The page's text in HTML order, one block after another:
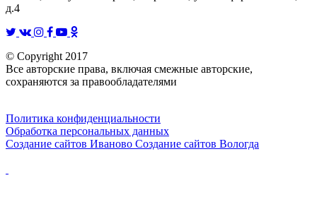
д.4
© Copyright 2017
Все авторские права, включая смежные авторские,
сохраняются за правообладателями
Политика конфиденциальности
Обработка персональных данных
Создание сайтов Иваново Создание сайтов Вологда